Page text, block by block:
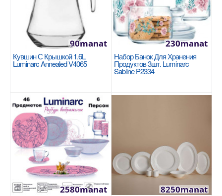
Availability
5
В Корзину
Добавь в сравнения
В избранные
Кувшин С Крышкой 1.6L
Luminarc Annealed V4065
90manat
Набор Банок Для Хранения
Продуктов 3шт. Luminarc
Sabline P2334
230manat
2580manat 8250manat